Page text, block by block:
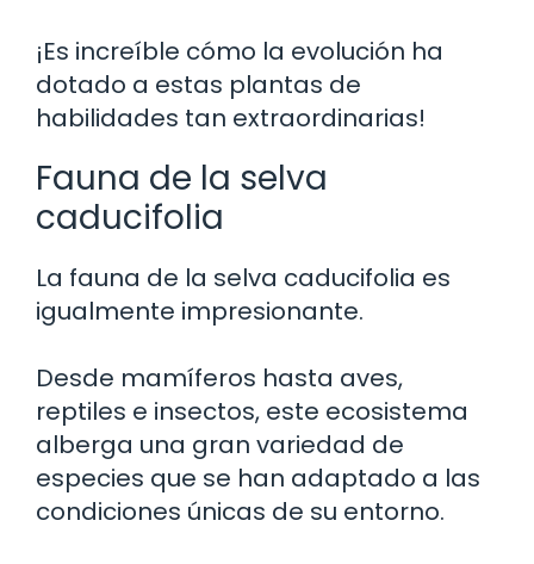
¡Es increíble cómo la evolución ha
dotado a estas plantas de
habilidades tan extraordinarias!
Fauna de la selva
caducifolia
La fauna de la selva caducifolia es
igualmente impresionante.
Desde mamíferos hasta aves,
reptiles e insectos, este ecosistema
alberga una gran variedad de
especies que se han adaptado a las
condiciones únicas de su entorno.